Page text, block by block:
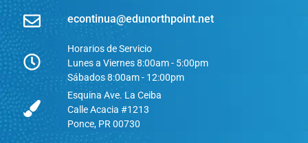
econtinua@edunorthpoint.net
Horarios de Servicio
Lunes a Viernes 8:00am - 5:00pm
Sábados 8:00am - 12:00pm
Esquina Ave. La Ceiba
Calle Acacia #1213
Ponce, PR 00730